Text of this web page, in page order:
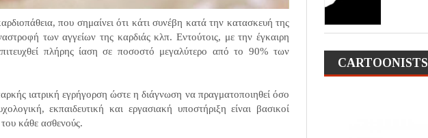
που σημαίνει ότι κάτι συνέβη κατά την κατασκευή της
των αγγείων της καρδιάς κλπ. Εντούτοις, με την έγκαιρη
πλήρης ίαση σε ποσοστό μεγαλύτερο από το 90% των
ιατρική εγρήγορση ώστε η διάγνωση να πραγματοποιηθεί όσο
εκπαιδευτική και εργασιακή υποστήριξη είναι βασικοί
κάθε ασθενούς.
CARTOONISTS